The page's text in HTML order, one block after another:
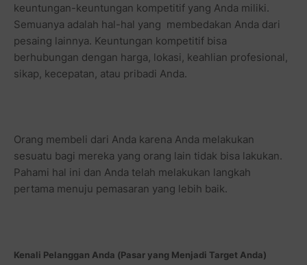
keuntungan-keuntungan kompetitif yang Anda miliki.
Semuanya adalah hal-hal yang membedakan Anda dari
pesaing lainnya. Keuntungan kompetitif bisa
berhubungan dengan harga, lokasi, keahlian profesional,
sikap, kecepatan, atau pribadi Anda.
Orang membeli dari Anda karena Anda melakukan
sesuatu bagi mereka yang orang lain tidak bisa lakukan.
Pahami hal ini dan Anda telah melakukan langkah
pertama menuju pemasaran yang lebih baik.
Kenali Pelanggan Anda (Pasar yang Menjadi Target Anda)